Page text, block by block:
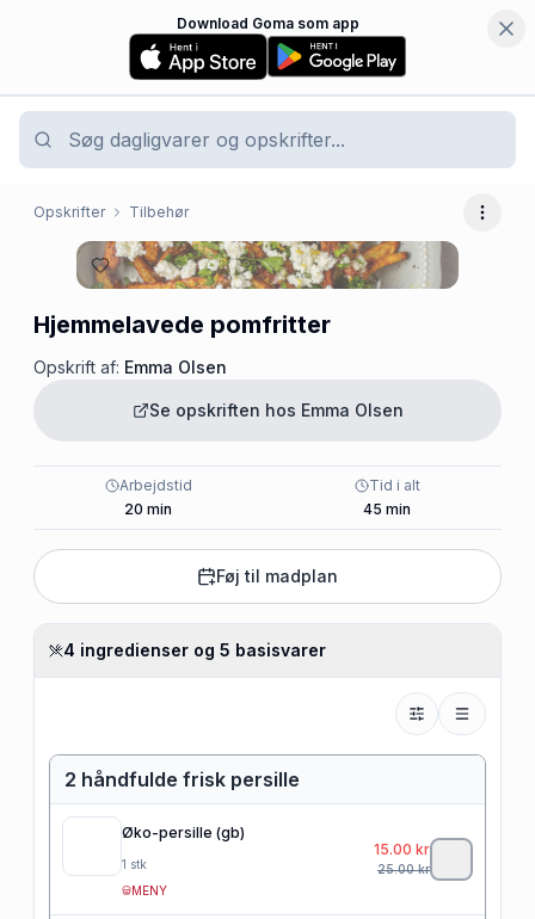
Download Goma som app
Opskrifter Tilbehør Flere
Hjemmelavede pomfritter
Opskrift af: Emma Olsen
Se opskriften hos Emma Olsen
Arbejdstid
20 min
Tid i alt
45 min
Føj til madplan
4 ingredienser og 5 basisvarer
2 håndfulde frisk persille
Øko-persille (gb)
1 stk
MENY
15.00 kr
25.00kr